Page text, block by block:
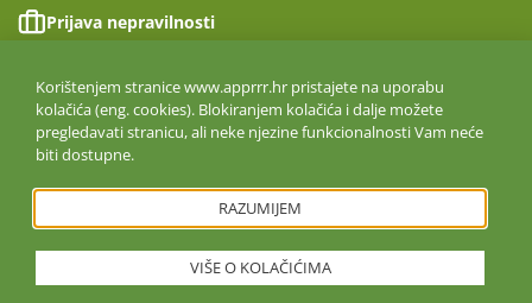
Prijava nepravilnosti
Izjava o pristupačnosti
Politika informacijske sigurnosti
ISO 27001:2022
Copyright © 2026. Agencija za plaćanja u poljoprivredi, ribarstvu i
ruralnom razvoju
Korištenjem stranice www.apprrr.hr pristajete na uporabu
kolačića (eng. cookies). Blokiranjem kolačića i dalje možete
pregledavati stranicu, ali neke njezine funkcionalnosti Vam neće
biti dostupne.
RAZUMIJEM
VIŠE O KOLAČIĆIMA